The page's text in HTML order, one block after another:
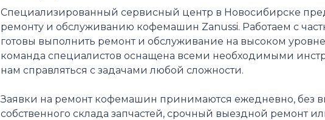
Специализированный сервисный центр в Новосибирске
ремонту и обслуживанию кофемашин Zanussi. Работаем с
готовы выполнить ремонт и обслуживание на высоком
команда специалистов оснащена всеми необходимыми
нам справляться с задачами любой сложности.
Заявки на ремонт кофемашин принимаются ежедневно, без
собственного склада запчастей, срочный выездной ремонт